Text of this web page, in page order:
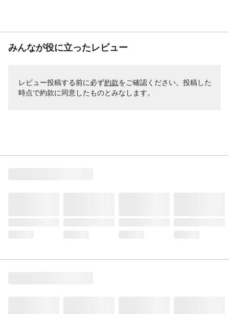
みんなが役に立ったレビュー
レビュー投稿する前に必ず約款をご確認ください。投稿した
時点で約款に同意したものとみなします。